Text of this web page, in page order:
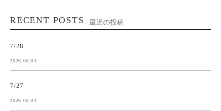
RECENT POSTS 最近の投稿
7/28
2026.08.04
7/27
2026.08.04